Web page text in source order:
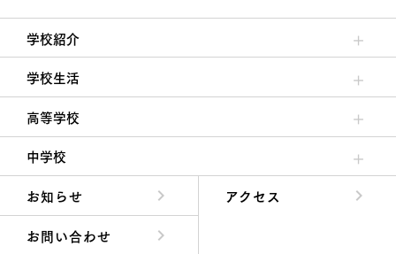
学校紹介
理事長/学園長メッセージ
安心して任せられる学校
沿革
施設・設備
大学合格実績
学校生活
クラブ活動・生徒会活動
夙川ブログ
制服紹介
夙川カレンダー
高等学校
高校校長からの挨拶
高校の教育方針／特色
特進コース／進学コース
年間行事
先輩たちの声・生徒たちの声
中学校
中学校長からの挨拶
中学校の教育方針／特色
Aコース／Bコース
年間行事
先輩たちの声・生徒たちの声
お知らせ
アクセス
お問い合わせ